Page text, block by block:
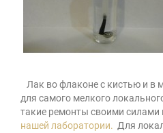
Лак во флаконе с кистью и в
для самого мелкого
такие ремонты своими силами
нашей лаборатории. Для